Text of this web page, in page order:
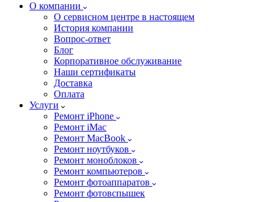
О компании
О сервисном центре в настоящем
История компании
Вопрос-ответ
Блог
Корпоративное обслуживание
Наши сертификаты
Доставка
Оплата
Услуги
Ремонт iPhone
Ремонт iMac
Ремонт MacBook
Ремонт ноутбуков
Ремонт моноблоков
Ремонт компьютеров
Ремонт фотоаппаратов
Ремонт фотовспышек